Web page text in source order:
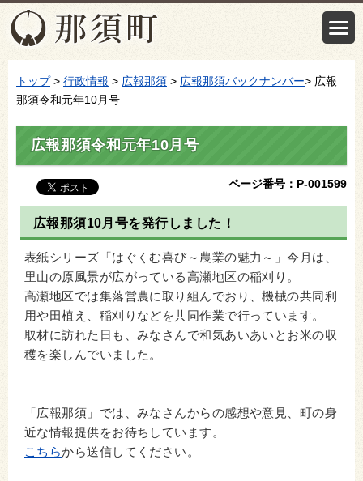
トップ> 行政情報 > 広報那須 > 広報那須バックナンバー> 広報
那須令和元年10月号
広報那須令和元年10月号
ページ番号：P-001599
広報那須10月号を発行しました！
表紙シリーズ「はぐくむ喜び～農業の魅力～」今月は、
里山の原風景が広がっている高瀬地区の稲刈り。
高瀬地区では集落営農に取り組んでおり、機械の共同利
用や田植え、稲刈りなどを共同作業で行っています。
取材に訪れた日も、みなさんで和気あいあいとお米の収
穫を楽しんでいました。
「広報那須」では、みなさんからの感想や意見、町の身
近な情報提供をお待ちしています。
こちらから送信してください。